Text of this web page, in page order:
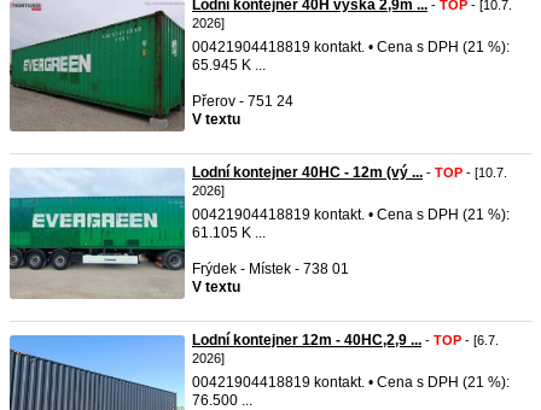
Lodní kontejner 40H výška 2,9m ... - TOP - [10.7.
2026]
00421904418819 kontakt. • Cena s DPH (21 %):
65.945 K ...
Přerov - 751 24
V textu
Lodní kontejner 40HC - 12m (vý ... - TOP - [10.7.
2026]
00421904418819 kontakt. • Cena s DPH (21 %):
61.105 K ...
Frýdek - Místek - 738 01
V textu
Lodní kontejner 12m - 40HC,2,9 ... - TOP - [6.7.
2026]
00421904418819 kontakt. • Cena s DPH (21 %):
76.500 ...